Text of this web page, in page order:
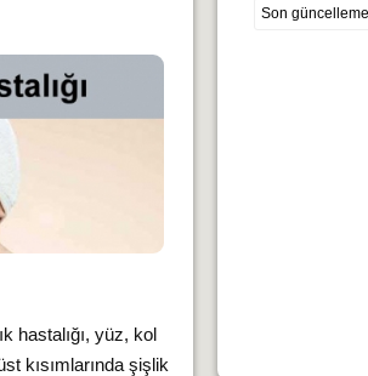
Son
hastalığı, yüz, kol
kısımlarında şişlik